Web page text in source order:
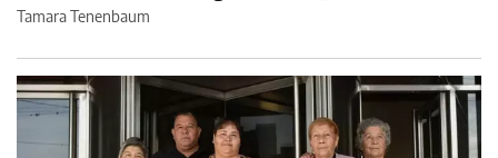
Tamara Tenenbaum